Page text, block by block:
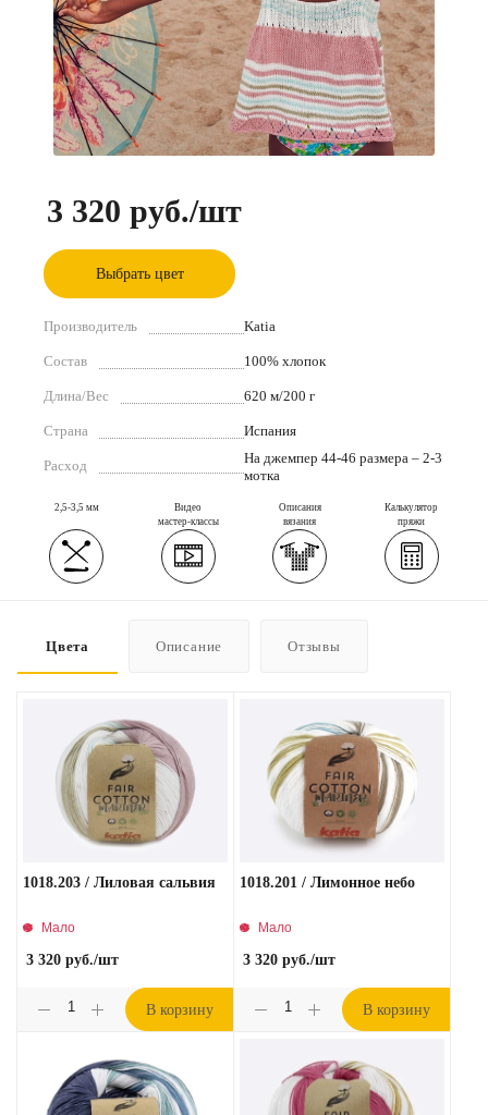
3 320 руб./шт
Выбрать цвет
Производитель Katia
Состав 100% хлопок
Длина/Вес 620 м/200 г
Страна Испания
Расход
На джемпер 44-46 размера – 2-3
мотка
2,5-3,5 мм
Видео
мастер-классы
Описания
вязания
Калькулятор
пряжи
Цвета Описание Отзывы
1018.203 / Лиловая сальвия
Мало
3 320 руб./шт
В корзину
1018.201 / Лимонное небо
Мало
3 320 руб./шт
В корзину